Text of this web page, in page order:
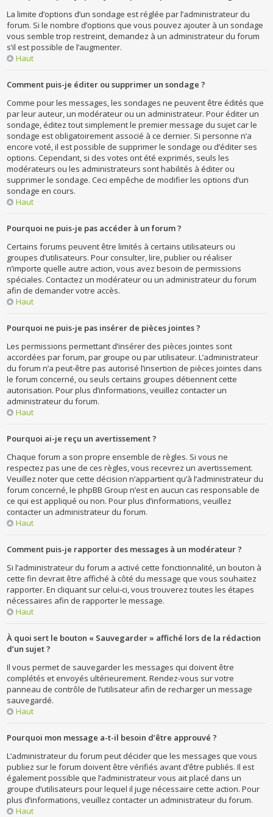
La limite d’options d’un sondage est réglée par l’administrateur du
forum. Si le nombre d’options que vous pouvez ajouter à un sondage
vous semble trop restreint, demandez à un administrateur du forum
s’il est possible de l’augmenter.
Haut
Comment puis-je éditer ou supprimer un sondage ?
Comme pour les messages, les sondages ne peuvent être édités que
par leur auteur, un modérateur ou un administrateur. Pour éditer un
sondage, éditez tout simplement le premier message du sujet car le
sondage est obligatoirement associé à ce dernier. Si personne n’a
encore voté, il est possible de supprimer le sondage ou d’éditer ses
options. Cependant, si des votes ont été exprimés, seuls les
modérateurs ou les administrateurs sont habilités à éditer ou
supprimer le sondage. Ceci empêche de modifier les options d’un
sondage en cours.
Haut
Pourquoi ne puis-je pas accéder à un forum ?
Certains forums peuvent être limités à certains utilisateurs ou
groupes d’utilisateurs. Pour consulter, lire, publier ou réaliser
n’importe quelle autre action, vous avez besoin de permissions
spéciales. Contactez un modérateur ou un administrateur du forum
afin de demander votre accès.
Haut
Pourquoi ne puis-je pas insérer de pièces jointes ?
Les permissions permettant d’insérer des pièces jointes sont
accordées par forum, par groupe ou par utilisateur. L’administrateur
du forum n’a peut-être pas autorisé l’insertion de pièces jointes dans
le forum concerné, ou seuls certains groupes détiennent cette
autorisation. Pour plus d’informations, veuillez contacter un
administrateur du forum.
Haut
Pourquoi ai-je reçu un avertissement ?
Chaque forum a son propre ensemble de règles. Si vous ne
respectez pas une de ces règles, vous recevrez un avertissement.
Veuillez noter que cette décision n’appartient qu’à l’administrateur du
forum concerné, le phpBB Group n’est en aucun cas responsable de
ce qui est appliqué ou non. Pour plus d’informations, veuillez
contacter un administrateur du forum.
Haut
Comment puis-je rapporter des messages à un modérateur ?
Si l’administrateur du forum a activé cette fonctionnalité, un bouton à
cette fin devrait être affiché à côté du message que vous souhaitez
rapporter. En cliquant sur celui-ci, vous trouverez toutes les étapes
nécessaires afin de rapporter le message.
Haut
À quoi sert le bouton « Sauvegarder » affiché lors de la rédaction
d’un sujet ?
Il vous permet de sauvegarder les messages qui doivent être
complétés et envoyés ultérieurement. Rendez-vous sur votre
panneau de contrôle de l’utilisateur afin de recharger un message
sauvegardé.
Haut
Pourquoi mon message a-t-il besoin d’être approuvé ?
L’administrateur du forum peut décider que les messages que vous
publiez sur le forum doivent être vérifiés avant d’être publiés. Il est
également possible que l’administrateur vous ait placé dans un
groupe d’utilisateurs pour lequel il juge nécessaire cette action. Pour
plus d’informations, veuillez contacter un administrateur du forum.
Haut